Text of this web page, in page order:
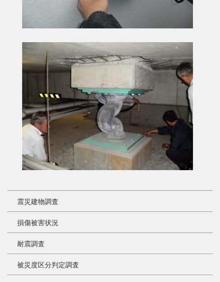
震災建物調査
損傷被害状況
耐震調査
被災度区分判定調査